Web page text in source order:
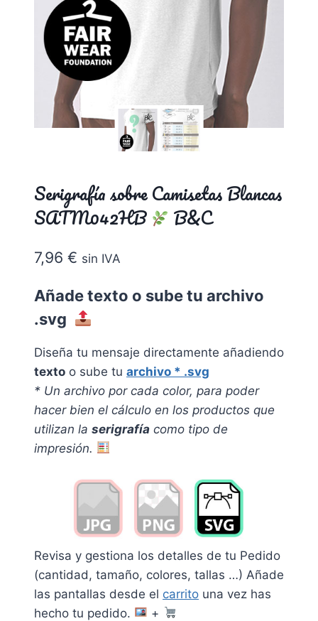
Serigrafía sobre Camisetas Blancas
SATM042HB
B&C
7,96 € sin IVA
Añade texto o sube tu archivo
.svg
Diseña tu mensaje directamente añadiendo
texto o sube tu archivo * .svg
* Un archivo por cada color, para poder
hacer bien el cálculo en los productos que
utilizan la serigrafía como tipo de
impresión.
Revisa y gestiona los detalles de tu Pedido
(cantidad, tamaño, colores, tallas …) Añade
las pantallas desde el carrito una vez has
hecho tu pedido.
+